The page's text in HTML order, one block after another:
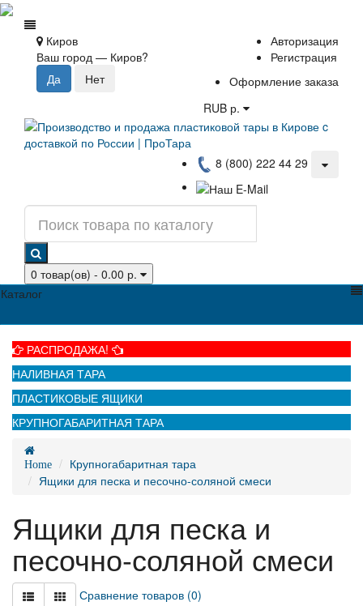
Киров
Ваш город — Киров?
Авторизация
Регистрация
Оформление заказа
RUB р.
8 (800) 222 44 29
0 товар(ов) - 0.00 р.
Каталог
РАСПРОДАЖА!
НАЛИВНАЯ ТАРА
ПЛАСТИКОВЫЕ ЯЩИКИ
КРУПНОГАБАРИТНАЯ ТАРА
Home
Крупногабаритная тара
Ящики для песка и песочно-соляной смеси
Ящики для песка и
песочно-соляной смеси
Сравнение товаров (0)